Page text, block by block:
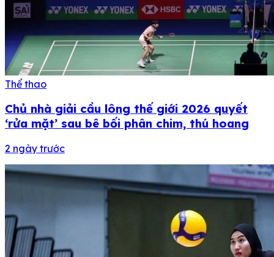
Thể thao
Chủ nhà giải cầu lông thế giới 2026 quyết
‘rửa mặt’ sau bê bối phân chim, thú hoang
2 ngày trước